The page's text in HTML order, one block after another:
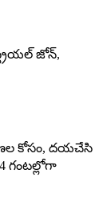
జోన్,
కోసం, దయచేసి